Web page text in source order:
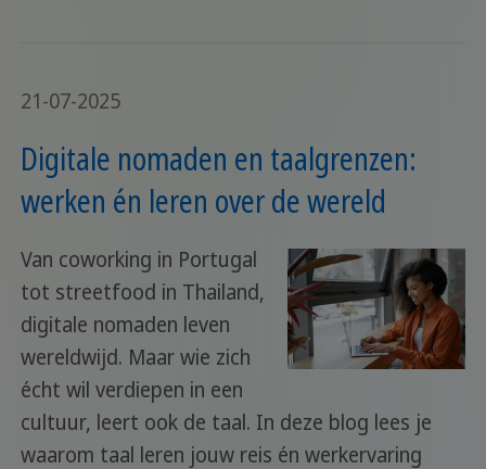
21-07-2025
Digitale nomaden en taalgrenzen:
werken én leren over de wereld
Van coworking in Portugal
tot streetfood in Thailand,
digitale nomaden leven
wereldwijd. Maar wie zich
écht wil verdiepen in een
cultuur, leert ook de taal. In deze blog lees je
waarom taal leren jouw reis én werkervaring